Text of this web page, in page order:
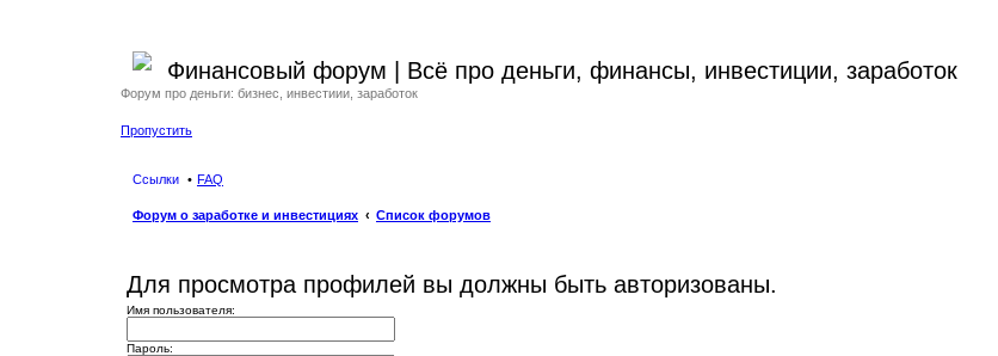
Финансовый форум | Всё про деньги, финансы, инвестиции, заработок
Форум про деньги: бизнес, инвестиии, заработок
Пропустить
Ссылки FAQ
Форум о заработке и инвестициях Список форумов
Для просмотра профилей вы должны быть авторизованы.
Имя пользователя:
Пароль: